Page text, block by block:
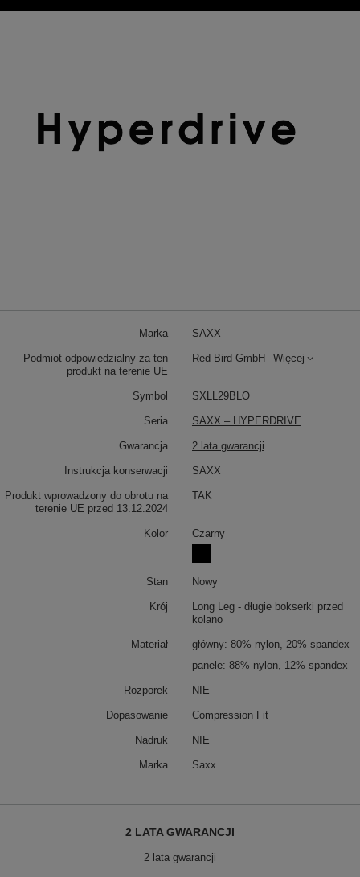
Marka SAXX
Podmiot odpowiedzialny za ten
produkt na terenie UE
Red Bird GmbH Więcej
Symbol SXLL29BLO
Seria SAXX – HYPERDRIVE
Gwarancja 2 lata gwarancji
Instrukcja konserwacji SAXX
Produkt wprowadzony do obrotu na
terenie UE przed 13.12.2024
TAK
Kolor Czarny
Stan Nowy
Krój
Long Leg - długie bokserki przed
kolano
Materiał
główny: 80% nylon, 20% spandex
panele: 88% nylon, 12% spandex
Rozporek NIE
Dopasowanie Compression Fit
Nadruk NIE
Marka Saxx
2 LATA GWARANCJI
2 lata gwarancji